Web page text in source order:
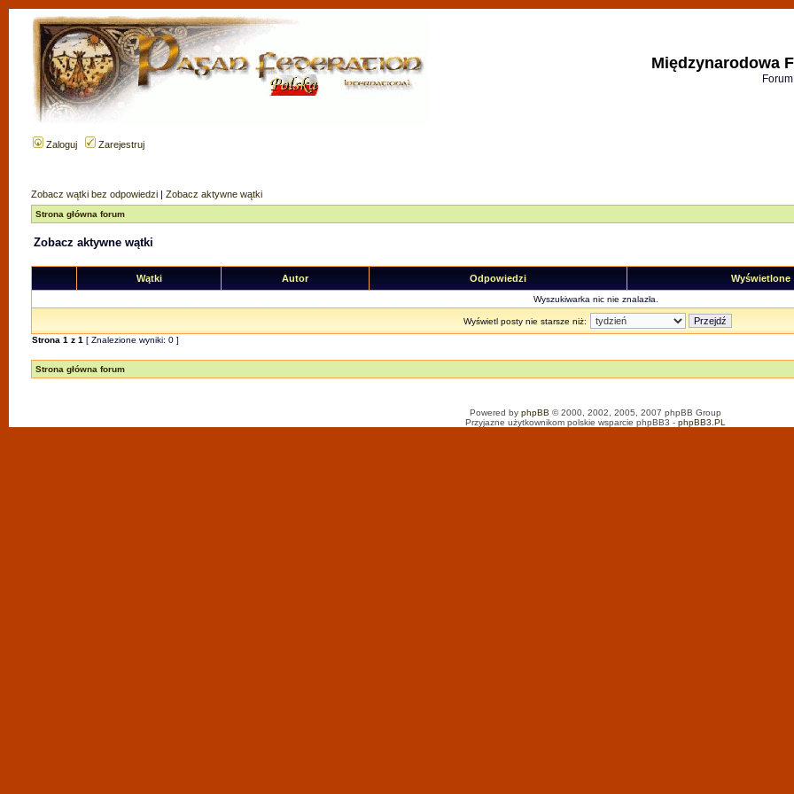
Międzynarodowa
Zaloguj Zarejestruj
Zobacz wątki bez odpowiedzi | Zobacz aktywne wątki
Strona główna forum
Zobacz aktywne wątki
Wątki Autor Odpowiedzi Wyświetlone
Wyszukiwarka nic nie znalazła.
Wyświetl posty nie starsze niż:
Strona 1 z 1 [ Znalezione wyniki: 0 ]
Strona główna forum
Powered by phpBB © 2000, 2002, 2005, 2007 phpBB Group
Przyjazne użytkownikom polskie wsparcie phpBB3 - phpBB3.PL